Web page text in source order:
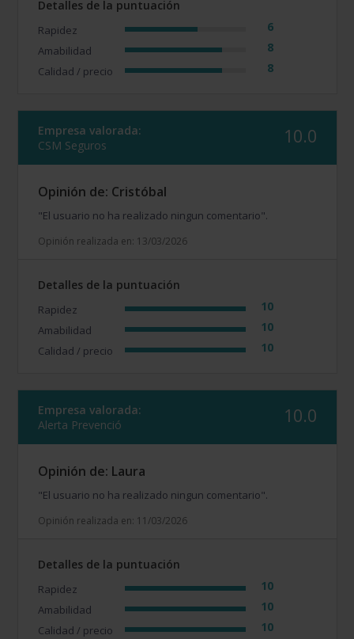
Detalles de la puntuación
Rapidez 6
Amabilidad 8
Calidad / precio 8
Empresa valorada:
CSM Seguros
10.0
Opinión de: Cristóbal
"El usuario no ha realizado ningun comentario".
Opinión realizada en: 13/03/2026
Detalles de la puntuación
Rapidez 10
Amabilidad 10
Calidad / precio 10
Empresa valorada:
Alerta Prevenció
10.0
Opinión de: Laura
"El usuario no ha realizado ningun comentario".
Opinión realizada en: 11/03/2026
Detalles de la puntuación
Rapidez 10
Amabilidad 10
Calidad / precio 10